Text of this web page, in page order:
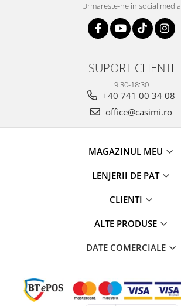
Urmareste-ne in social media
SUPORT CLIENTI
9:30-18:30
+40 741 00 34 08
office@casimi.ro
MAGAZINUL MEU
LENJERII DE PAT
CLIENTI
ALTE PRODUSE
DATE COMERCIALE